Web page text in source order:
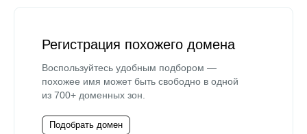
Регистрация похожего домена
Воспользуйтесь удобным подбором —
похожее имя может быть свободно в одной
из 700+ доменных зон.
Подобрать домен